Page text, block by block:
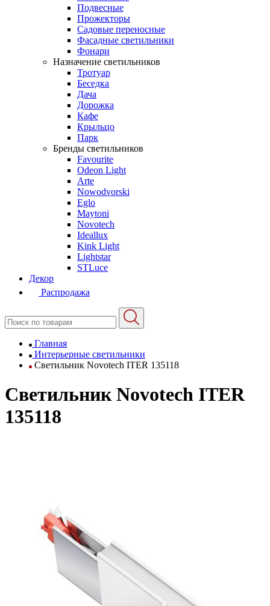
Подвесные
Прожекторы
Садовые переносные
Фасадные светильники
Фонари
Назначение светильников
Тротуар
Беседка
Дача
Дорожка
Кафе
Крыльцо
Парк
Бренды светильников
Favourite
Odeon Light
Arte
Nowodvorski
Eglo
Maytoni
Novotech
Ideallux
Kink Light
Lightstar
STLuce
Декор
Распродажа
Главная
Интерьерные светильники
Светильник Novotech ITER 135118
Светильник Novotech ITER
135118